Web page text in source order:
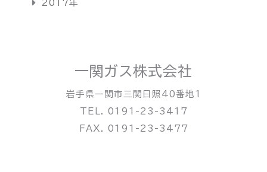
2017年
一関ガス株式会社
岩手県一関市三関日照40番地1
TEL. 0191-23-3417
FAX. 0191-23-3477